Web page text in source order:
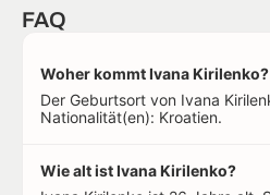
FAQ
Woher kommt Ivana Kirilenko?
Der Geburtsort von Ivana
Nationalität(en): Kroatien.
Wie alt ist Ivana Kirilenko?